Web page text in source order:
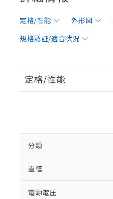
定格/性能 外形図
規格認証/適合状況
定格/性能
分類
直径
電源電圧